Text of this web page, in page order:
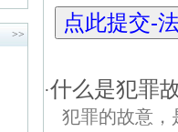
>>
·什么是犯罪
犯罪的故意，